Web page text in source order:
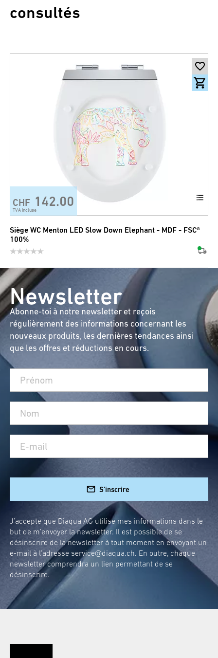
consultés
CHF 142.00
TVA incluse
Siège WC Menton LED Slow Down Elephant - MDF - FSC®
100%
Newsletter
Abonne-toi à notre newsletter et reçois
régulièrement des informations concernant les
nouveaux produits, les dernières tendances ainsi
que les offres et réductions en cours.
S'inscrire
J’accepte que Diaqua AG utilise mes informations dans le
but de m’envoyer la newsletter. Il est possible de se
désinscrire de la newsletter à tout moment en envoyant un
e-mail à l’adresse service@diaqua.ch. En outre, chaque
newsletter comprendra un lien permettant de se
désinscrire.